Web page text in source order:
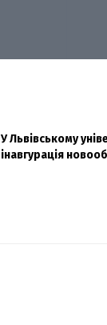
Павло Дак
«Час не лікує,
Захисник
одружився та
У Львівському
інавгурація